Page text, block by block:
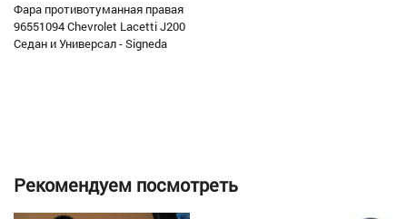
Фара противотуманная правая
96551094 Chevrolet Lacetti J200
Седан и Универсал - Signeda
Рекомендуем посмотреть